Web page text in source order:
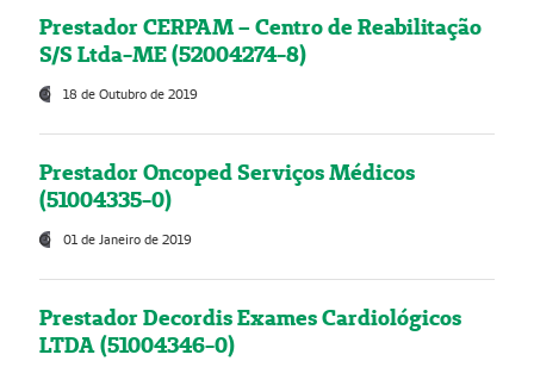
Prestador CERPAM – Centro de Reabilitação
S/S Ltda-ME (52004274-8)
18 de Outubro de 2019
Prestador Oncoped Serviços Médicos
(51004335-0)
01 de Janeiro de 2019
Prestador Decordis Exames Cardiológicos
LTDA (51004346-0)